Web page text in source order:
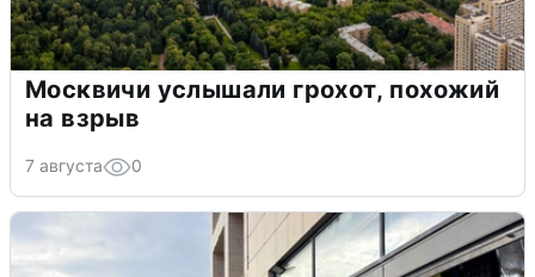
Москвичи услышали грохот, похожий
на взрыв
7 августа 0